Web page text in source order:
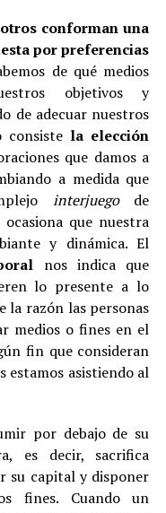
conforman una
por preferencias
de qué medios
objetivos y
de adecuar nuestros
consiste la elección
que damos a
a medida que
interjuegode
que nuestra
y dinámica. El
nos indica que
lo presente a lo
la razón las personas
medios o fines en el
fin que consideran
estamos asistiendo al
por debajo de su
es decir, sacrifica
su capital y disponer
fines. Cuando un